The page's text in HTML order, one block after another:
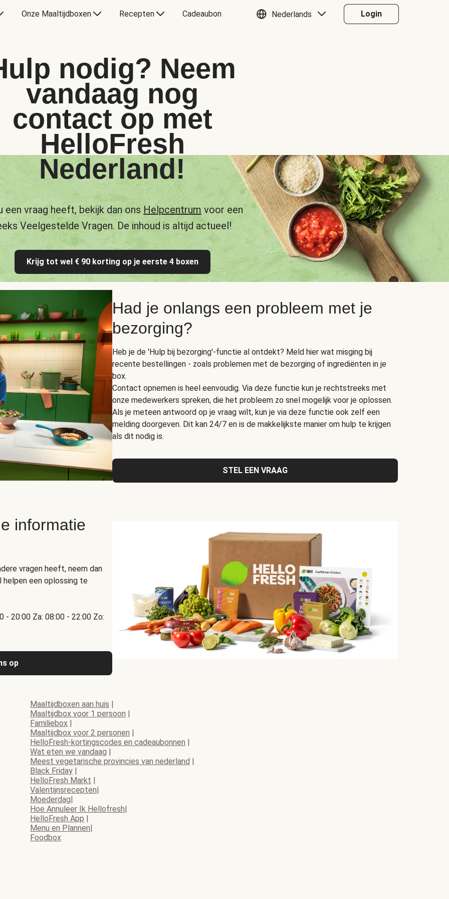
Onze Maaltijdboxen Recepten Cadeaubon Nederlands Login
nodig? Neem
vandaag nog
contact op met
HelloFresh
Nederland!
een vraag heeft, bekijk dan ons Helpcentrum voor een
Veelgestelde Vragen. De inhoud is altijd actueel!
Krijg tot wel € 90 korting op je eerste 4 boxen
Had je onlangs een probleem met je
bezorging?
Heb je de 'Hulp bij bezorging'-functie al ontdekt? Meld hier wat misging bij
recente bestellingen - zoals problemen met de bezorging of ingrediënten in je
box.
Contact opnemen is heel eenvoudig. Via deze functie kun je rechtstreeks met
onze medewerkers spreken, die het probleem zo snel mogelijk voor je oplossen.
Als je meteen antwoord op je vraag wilt, kun je via deze functie ook zelf een
melding doorgeven. Dit kan 24/7 en is de makkelijkste manier om hulp te krijgen
als dit nodig is.
STEL EEN VRAAG
informatie
vragen heeft, neem dan
een oplossing te
- 20:00 Za: 08:00 - 22:00 Zo:
op
Maaltijdboxen aan huis |
Maaltijdbox voor 1 persoon |
Familiebox |
Maaltijdbox voor 2 personen |
HelloFresh-kortingscodes en cadeaubonnen |
Wat eten we vandaag |
Meest vegetarische provincies van nederland |
Black Friday |
HelloFresh Markt |
Valentijnsrecepten|
Moederdag|
Hoe Annuleer Ik Hellofresh|
HelloFresh App |
Menu en Plannen|
Foodbox